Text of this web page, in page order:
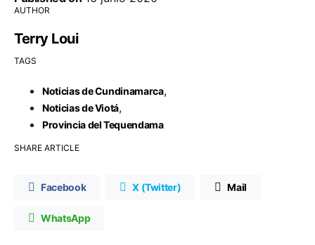
AUTHOR
Terry Loui
TAGS
Noticias de Cundinamarca,
Noticias de Viotá,
Provincia del Tequendama
SHARE ARTICLE
Facebook X (Twitter) Mail
WhatsApp